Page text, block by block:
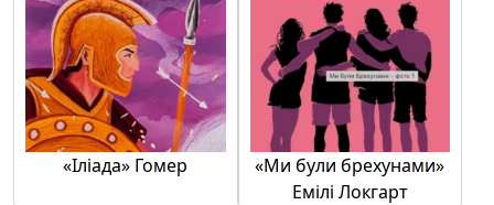
«Іліада» Гомер
«Ми були брехунами»
Емілі Локгарт